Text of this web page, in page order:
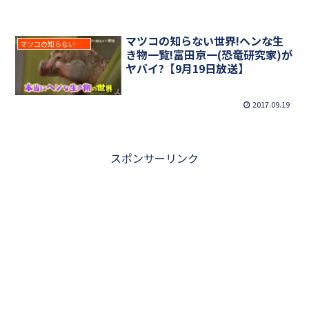
マツコの知らない世界
マツコの知らない世界!ヘンな生
き物一覧!富田京一(恐竜研究家)が
ヤバイ?【9月19日放送】
2017.09.19
スポンサーリンク